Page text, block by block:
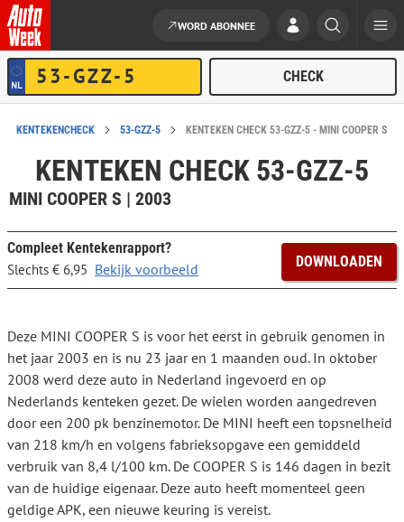
Ga naar de inhoud
WORD ABONNEE
KENTEKENCHECK 53-GZZ-5 KENTEKEN CHECK 53-GZZ-5 - MINI COOPER S
KENTEKEN CHECK 53-GZZ-5
MINI COOPER S | 2003
Compleet Kentekenrapport?
Slechts € 6,95 Bekijk voorbeeld DOWNLOADEN
Deze MINI COOPER S is voor het eerst in gebruik genomen in
het jaar 2003 en is nu 23 jaar en 1 maanden oud. In oktober
2008 werd deze auto in Nederland ingevoerd en op
Nederlands kenteken gezet. De wielen worden aangedreven
door een 200 pk benzinemotor. De MINI heeft een topsnelheid
van 218 km/h en volgens fabrieksopgave een gemiddeld
verbruik van 8,4 l/100 km. De COOPER S is 146 dagen in bezit
van de huidige eigenaar. Deze auto heeft momenteel geen
geldige APK, een nieuwe keuring is vereist.